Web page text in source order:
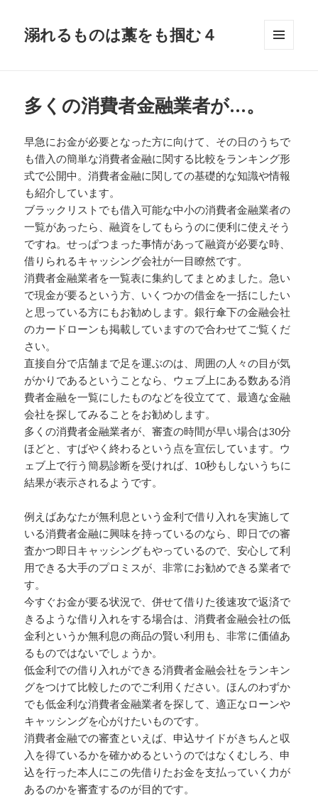
溺れるものは藁をも掴む４
多くの消費者金融業者が…。
早急にお金が必要となった方に向けて、その日のうちで
も借入の簡単な消費者金融に関する比較をランキング形
式で公開中。消費者金融に関しての基礎的な知識や情報
も紹介しています。
ブラックリストでも借入可能な中小の消費者金融業者の
一覧があったら、融資をしてもらうのに便利に使えそう
ですね。せっぱつまった事情があって融資が必要な時、
借りられるキャッシング会社が一目瞭然です。
消費者金融業者を一覧表に集約してまとめました。急い
で現金が要るという方、いくつかの借金を一括にしたい
と思っている方にもお勧めします。銀行傘下の金融会社
のカードローンも掲載していますので合わせてご覧くだ
さい。
直接自分で店舗まで足を運ぶのは、周囲の人々の目が気
がかりであるということなら、ウェブ上にある数ある消
費者金融を一覧にしたものなどを役立てて、最適な金融
会社を探してみることをお勧めします。
多くの消費者金融業者が、審査の時間が早い場合は30分
ほどと、すばやく終わるという点を宣伝しています。ウ
ェブ上で行う簡易診断を受ければ、10秒もしないうちに
結果が表示されるようです。
例えばあなたが無利息という金利で借り入れを実施して
いる消費者金融に興味を持っているのなら、即日での審
査かつ即日キャッシングもやっているので、安心して利
用できる大手のプロミスが、非常にお勧めできる業者で
す。
今すぐお金が要る状況で、併せて借りた後速攻で返済で
きるような借り入れをする場合は、消費者金融会社の低
金利というか無利息の商品の賢い利用も、非常に価値あ
るものではないでしょうか。
低金利での借り入れができる消費者金融会社をランキン
グをつけて比較したのでご利用ください。ほんのわずか
でも低金利な消費者金融業者を探して、適正なローンや
キャッシングを心がけたいものです。
消費者金融での審査といえば、申込サイドがきちんと収
入を得ているかを確かめるというのではなくむしろ、申
込を行った本人にこの先借りたお金を支払っていく力が
あるのかを審査するのが目的です。